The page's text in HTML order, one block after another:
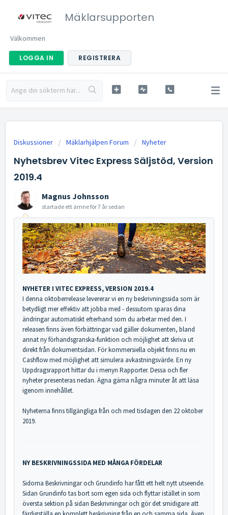
Mäklarsupporten
Välkommen
LOGGA IN REGISTRERA
Diskussioner Mäklarhjälpen Forum Nyheter
Nyhetsbrev Vitec Express Säljstöd, Version
2019.4
Magnus Johnsson
startade ett ämneför 7 år sedan
NYHETER I VITEC EXPRESS, VERSION 2019.4
I denna oktoberrelease levererar vi en ny beskrivningssida som är
betydligt mer effektiv att jobba med - dessutom sparas dina
ändringar automatiskt efterhand som du arbetar med den. I
releasen finns även förbättringar vad gäller dokumenten, bland
annat ny förhandsgranska-funktion och möjlighet att skriva ut
direkt från dokumentsidan. För kommersiella objekt finns nu en
Cashflow med möjlighet att simulera avkastningsvärde. En ny
Uppdragsrapport hittar du i menyn Rapporter. Dessa och fler
nyheter presenteras nedan. Ägna gärna några minuter åt att läsa
igenom innehållet.
Nyheterna finns tillgängliga från och med tisdagen den 22 oktober
2019.
NY BESKRIVNINGSSIDA MED MÅNGA FÖRDELAR
Sidorna Beskrivningar och Grundinfo har fått ett helt nytt utseende.
Sidan Grundinfo tas bort som egen sida och flyttar istället in som
översta sektion på sidan Beskrivningar och gör det smidigare att